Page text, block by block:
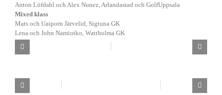
Anton Löfdahl och Alex Nunez, Arlandastad och GolfUppsala
Mixed klass
Mats och Uaiporn Järvelid, Sigtuna GK
Lena och John Namiotko, Wattholma GK